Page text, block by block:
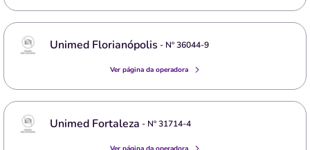
Unimed Florianópolis - Nº36044-9
Ver página da operadora
Unimed Fortaleza - Nº31714-4